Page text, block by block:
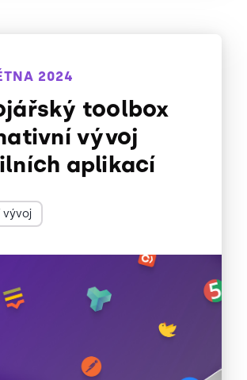
2024
toolbox
vývoj
aplikací
vývoj